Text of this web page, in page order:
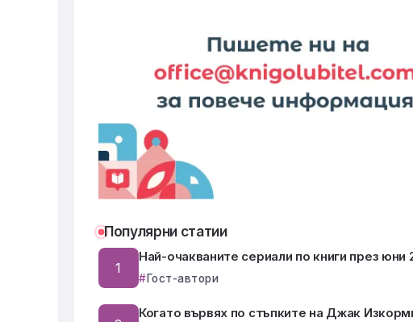
Популярни статии
Най-очакваните сериали по книги през юни
Гост-автори
Когато вървях по стъпките на Джак